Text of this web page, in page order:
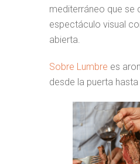
mediterráneo que se
espectáculo visual
abierta.
Sobre Lumbre es
desde la puerta